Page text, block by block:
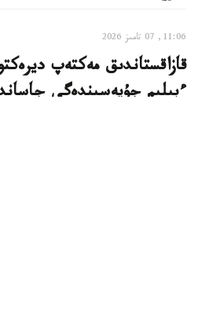
11:06, 07 تامىز 2026
قازاقستاندىق مەكتەپ
ءبىلىم جۇيەسىندەگى